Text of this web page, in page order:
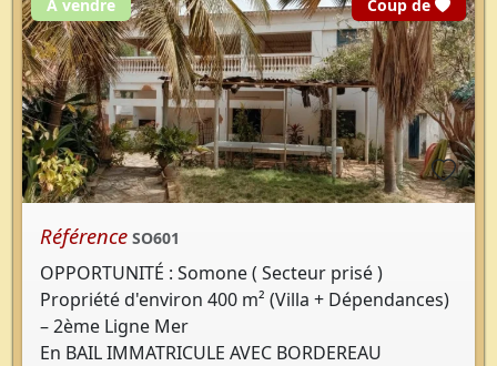
À vendre Coup de
Référence SO601
OPPORTUNITÉ : Somone ( Secteur prisé )
Propriété d'environ 400 m² (Villa + Dépendances)
– 2ème Ligne Mer
En BAIL IMMATRICULE AVEC BORDEREAU